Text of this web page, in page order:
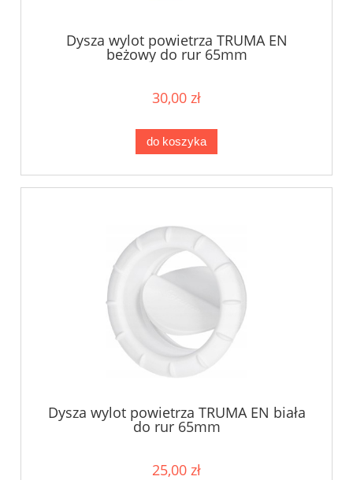
Dysza wylot powietrza TRUMA EN
beżowy do rur 65mm
30,00 zł
do koszyka
Dysza wylot powietrza TRUMA EN biała
do rur 65mm
25,00 zł